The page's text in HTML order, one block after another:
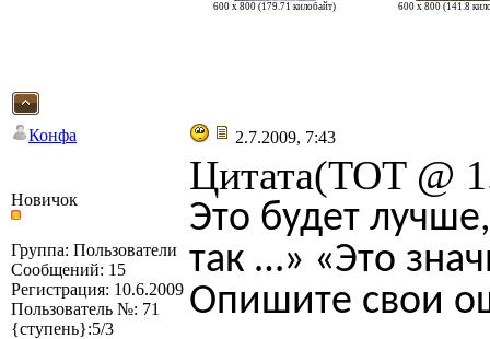
600 x 800 (179.71 килобайт) 600 x 800 (141.8
Конфа 2.7.2009, 7:43
Новичок
Группа: Пользователи
Сообщений: 15
Регистрация: 10.6.2009
Пользователь №: 71
{ступень}:5/3
Цитата(TOT @
Это будет
так …» «Это
Опишите свои